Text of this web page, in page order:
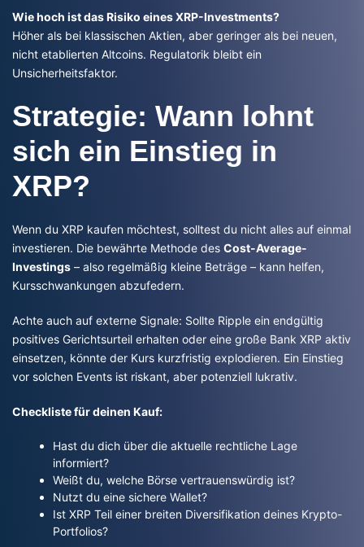
Wie hoch ist das Risiko eines XRP-Investments?
Höher als bei klassischen Aktien, aber geringer als bei neuen,
nicht etablierten Altcoins. Regulatorik bleibt ein
Unsicherheitsfaktor.
Strategie: Wann lohnt
sich ein Einstieg in
XRP?
Wenn du XRP kaufen möchtest, solltest du nicht alles auf einmal
investieren. Die bewährte Methode des Cost-Average-
Investings – also regelmäßig kleine Beträge – kann helfen,
Kursschwankungen abzufedern.
Achte auch auf externe Signale: Sollte Ripple ein endgültig
positives Gerichtsurteil erhalten oder eine große Bank XRP aktiv
einsetzen, könnte der Kurs kurzfristig explodieren. Ein Einstieg
vor solchen Events ist riskant, aber potenziell lukrativ.
Checkliste für deinen Kauf:
Hast du dich über die aktuelle rechtliche Lage
informiert?
Weißt du, welche Börse vertrauenswürdig ist?
Nutzt du eine sichere Wallet?
Ist XRP Teil einer breiten Diversifikation deines Krypto-
Portfolios?